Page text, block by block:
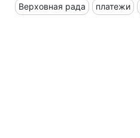
Верховная рада платежи